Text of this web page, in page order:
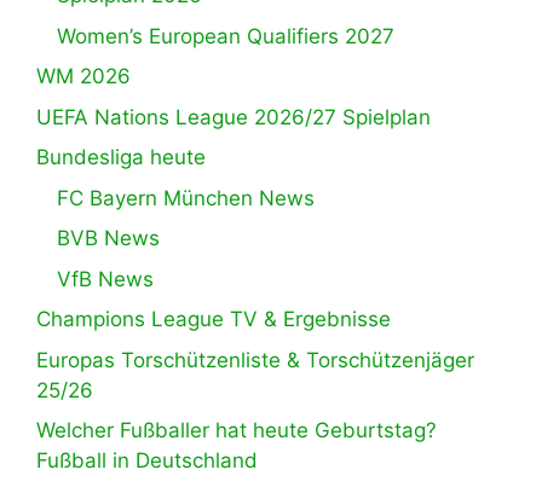
Women’s European Qualifiers 2027
WM 2026
UEFA Nations League 2026/27 Spielplan
Bundesliga heute
FC Bayern München News
BVB News
VfB News
Champions League TV & Ergebnisse
Europas Torschützenliste & Torschützenjäger
25/26
Welcher Fußballer hat heute Geburtstag?
Fußball in Deutschland